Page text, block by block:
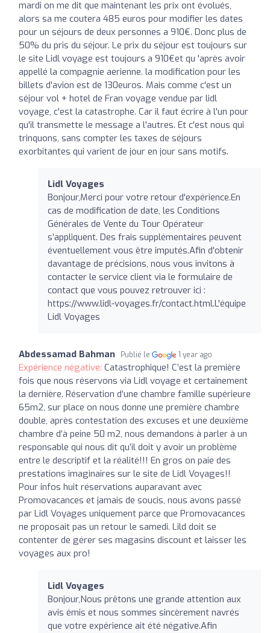
mardi on me dit que maintenant les prix ont évolués,
alors sa me coutera 485 euros pour modifier les dates
pour un séjours de deux personnes a 910€. Donc plus de
50% du pris du séjour. Le prix du séjour est toujours sur
le site Lidl voyage est toujours a 910€et qu 'après avoir
appellé la compagnie aerienne. la modification pour les
billets d'avion est de 130euros. Mais comme c'est un
séjour vol + hotel de Fran voyage vendue par lidl
voyage, c'est la catastrophe. Car il faut écrire à l'un pour
qu'il transmette le message a l'autres. Et c'est nous qui
trinquons, sans compter les taxes de séjours
exorbitantes qui varient de jour en jour sans motifs.
Lidl Voyages
Bonjour,Merci pour votre retour d'expérience.En
cas de modification de date, les Conditions
Générales de Vente du Tour Opérateur
s’appliquent. Des frais supplémentaires peuvent
éventuellement vous être imputés.Afin d'obtenir
davantage de précisions, nous vous invitons à
contacter le service client via le formulaire de
contact que vous pouvez retrouver ici :
https://www.lidl-voyages.fr/contact.html.L'équipe
Lidl Voyages
Abdessamad Bahman Publié le 1 year ago
Expérience négative: Catastrophique! C’est la première
fois que nous réservons via Lidl voyage et certainement
la dernière. Réservation d’une chambre famille supérieure
65m2, sur place on nous donne une première chambre
double, après contestation des excuses et une deuxième
chambre d’à peine 50 m2, nous demandons à parler à un
responsable qui nous dit qu’il doit y avoir un problème
entre le descriptif et la réalité!!! En gros on paie des
prestations imaginaires sur le site de Lidl Voyages!!
Pour infos huit réservations auparavant avec
Promovacances et jamais de soucis, nous avons passé
par Lidl Voyages uniquement parce que Promovacances
ne proposait pas un retour le samedi. Lild doit se
contenter de gérer ses magasins discount et laisser les
voyages aux pro!
Lidl Voyages
Bonjour,Nous prêtons une grande attention aux
avis émis et nous sommes sincèrement navrés
que votre expérience ait été négative.Afin